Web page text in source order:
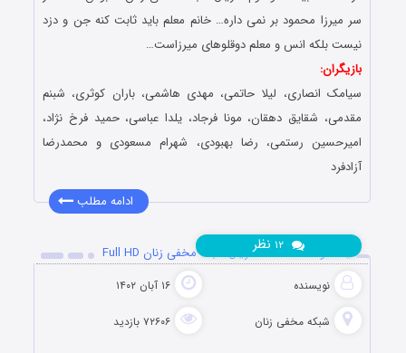
سر میرزا محمود بر نمی داره… خانم معلم باید ثابت کنه جن و دزد
نیست بلکه انس و معلم دوقلوهای میرزاست…
بازیگران:
سیامک انصاری، لیلا حاتمی، مهدی هاشمی، باران کوثری، شبنم
مقدمی، شقایق دهقان، مونا فرجاد، یلدا عباسی، حمید فرخ نژاد،
امیرحسین رستمی، رضا بهبودی، شهرام مسعودی و محمدرضا
آزادفرد
ادامه مطلب
دانلود قسمت 21 سریال شبکه مخفی زنان Full HD
نویسنده ۱۶ آبان ۱۴۰۲
شبکه مخفی زنان ۷۲۶۰۶ بازدید
۱۲ نظر